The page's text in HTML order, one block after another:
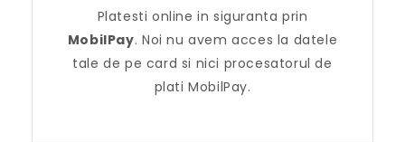
Platesti online in siguranta prin
MobilPay. Noi nu avem acces la datele
tale de pe card si nici procesatorul de
plati MobilPay.